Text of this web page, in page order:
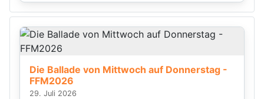
Die Ballade von Mittwoch auf Donnerstag -
FFM2026
29. Juli 2026